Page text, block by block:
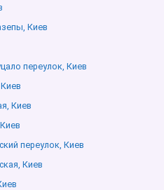
Киев
переулок, Киев
Киев
переулок, Киев
Киев